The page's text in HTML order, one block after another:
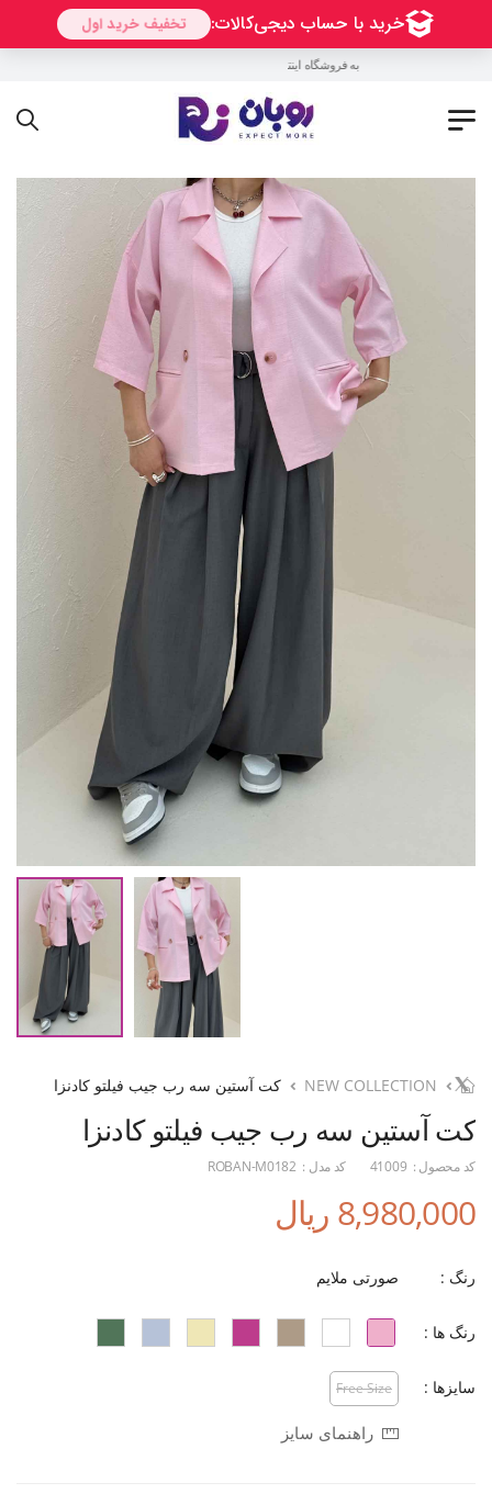
به فروشگاه اینترنتی روبان خوش آمدید !
NEW COLLECTION کت آستین سه رب جیب فیلتو کادنزا
کت آستین سه رب جیب فیلتو کادنزا
کد محصول : 41009 کد مدل : ROBAN-M0182
8,980,000 ریال
رنگ : صورتی ملایم
رنگ ها :
سایزها : Free Size
راهنمای سایز